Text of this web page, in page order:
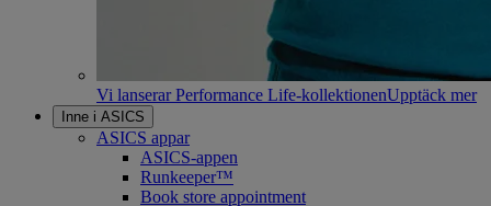
Vi lanserar Performance Life-kollektionenUpptäck mer
Inne i ASICS
ASICS appar
ASICS-appen
Runkeeper™
Book store appointment